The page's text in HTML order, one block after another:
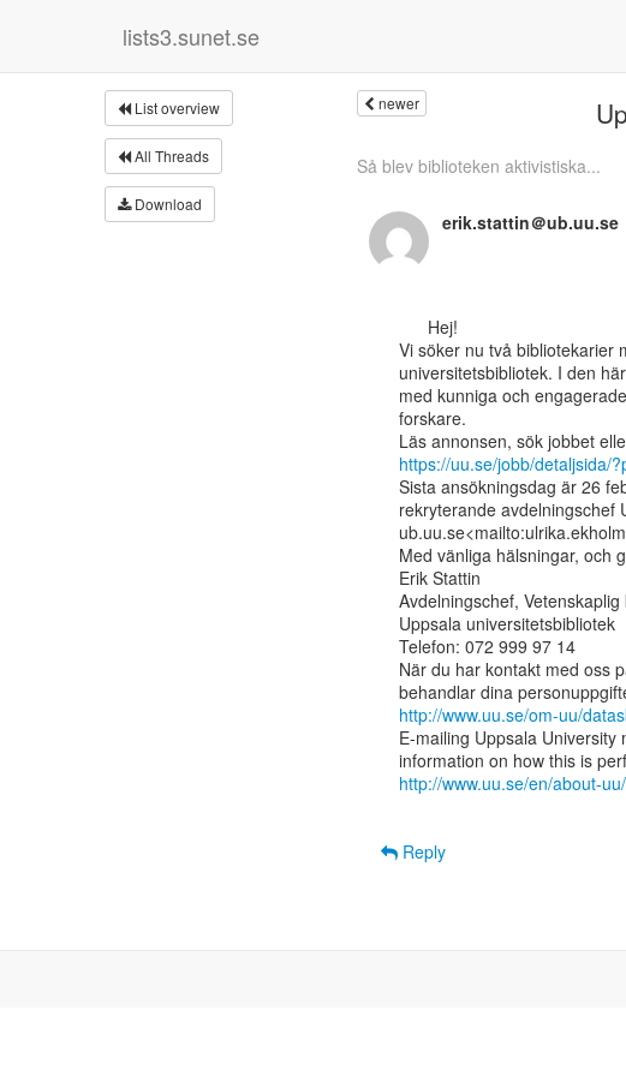
lists3.sunet.se
List overview
All Threads
Download
newer
Så blev biblioteken aktivistiska...
erik.stattin＠ub.uu.se
Vi söker nu två bibliotekarier
universitetsbibliotek. I den
med kunniga och
forskare.
https://uu.se/jobb/detaljsida/
Sista ansökningsdag är 26
rekryterande avdelningschef
Med vänliga hälsningar, och
Erik Stattin
Avdelningschef,
Uppsala universitetsbibliotek
Telefon: 072 999 97 14
När du har kontakt med oss
http://www.uu.se/om-uu/
E-mailing Uppsala
http://www.uu.se/en/about-
Reply